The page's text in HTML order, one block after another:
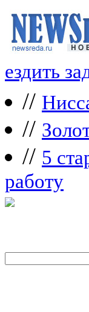
ездить
//
//
// 5
работу